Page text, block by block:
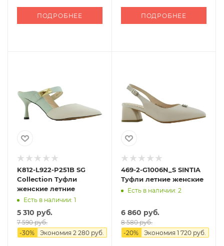
ПОДРОБНЕЕ ПОДРОБНЕЕ
K812-L922-P251B SG
Collection Туфли
женские летние
Есть в наличии: 1
5 310 руб.
7 590 руб.
-30% Экономия 2 280 руб.
469-2-G1006N_S SINTIA
Туфли летние женские
Есть в наличии: 2
6 860 руб.
8 580 руб.
-20% Экономия 1 720 руб.